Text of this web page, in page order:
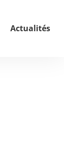
Actualités